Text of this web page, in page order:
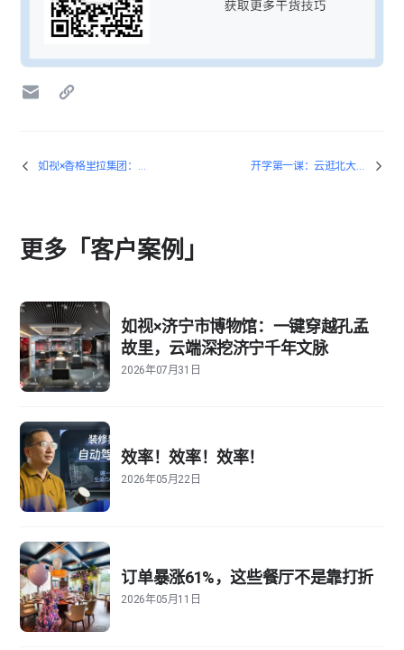
如视×香格里拉集团：如何用VR技术诠释“以心相待”的待客之道？ 开学第一课：云逛北大校史馆
更多「客户案例」
如视×济宁市博物馆：一键穿越孔孟
故里，云端深挖济宁千年文脉
2026年07月31日
效率！效率！效率！
2026年05月22日
订单暴涨61%，这些餐厅不是靠打折
2026年05月11日